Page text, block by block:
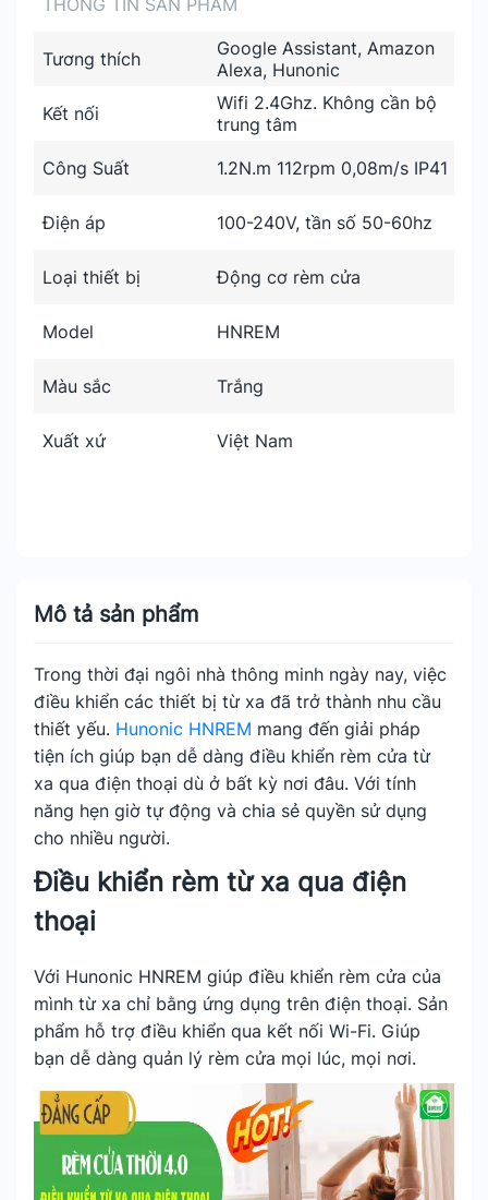
Mô tả sản phẩm
Trong thời đại ngôi nhà thông minh ngày nay, việc
điều khiển các thiết bị từ xa đã trở thành nhu cầu
thiết yếu. Hunonic HNREM mang đến giải pháp
tiện ích giúp bạn dễ dàng điều khiển rèm cửa từ
xa qua điện thoại dù ở bất kỳ nơi đâu. Với tính
năng hẹn giờ tự động và chia sẻ quyền sử dụng
cho nhiều người.
Điều khiển rèm từ xa qua điện
thoại
Với Hunonic HNREM giúp điều khiển rèm cửa của
mình từ xa chỉ bằng ứng dụng trên điện thoại. Sản
phẩm hỗ trợ điều khiển qua kết nối Wi-Fi. Giúp
bạn dễ dàng quản lý rèm cửa mọi lúc, mọi nơi.
THÔNG TIN SẢN PHẨM
Tương thích
Google Assistant, Amazon
Alexa, Hunonic
Kết nối
Wifi 2.4Ghz. Không cần bộ
trung tâm
Công Suất
1.2N.m 112rpm 0,08m/s IP41
Điện áp 100-240V, tần số 50-60hz
Loại thiết bị Động cơ rèm cửa
Model HNREM
Màu sắc Trắng
Xuất xứ Việt Nam